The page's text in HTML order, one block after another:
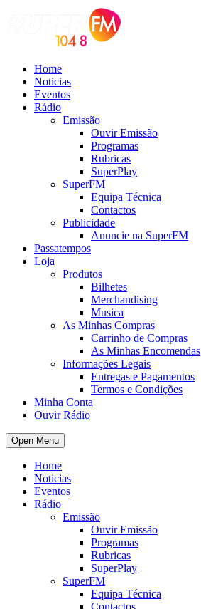
Home
Noticias
Eventos
Rádio
Emissão
Ouvir Emissão
Programas
Rubricas
SuperPlay
SuperFM
Equipa Técnica
Contactos
Publicidade
Anuncie na SuperFM
Passatempos
Loja
Produtos
Bilhetes
Merchandising
Musica
As Minhas Compras
Carrinho de Compras
As Minhas Encomendas
Informações Legais
Entregas e Pagamentos
Termos e Condições
Minha Conta
Ouvir Rádio
Open Menu
Home
Noticias
Eventos
Rádio
Emissão
Ouvir Emissão
Programas
Rubricas
SuperPlay
SuperFM
Equipa Técnica
Contactos